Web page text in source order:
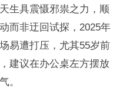
生具震慑邪祟之力，顺
而非迂回试探，2025年
易遭打压，尤其55岁前
建议在办公桌左方摆放
。